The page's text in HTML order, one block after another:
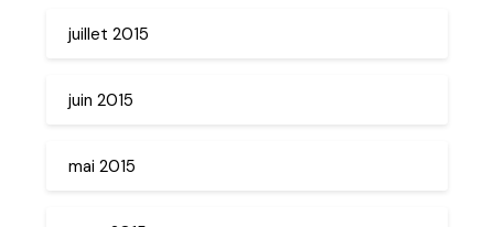
juillet 2015
juin 2015
mai 2015